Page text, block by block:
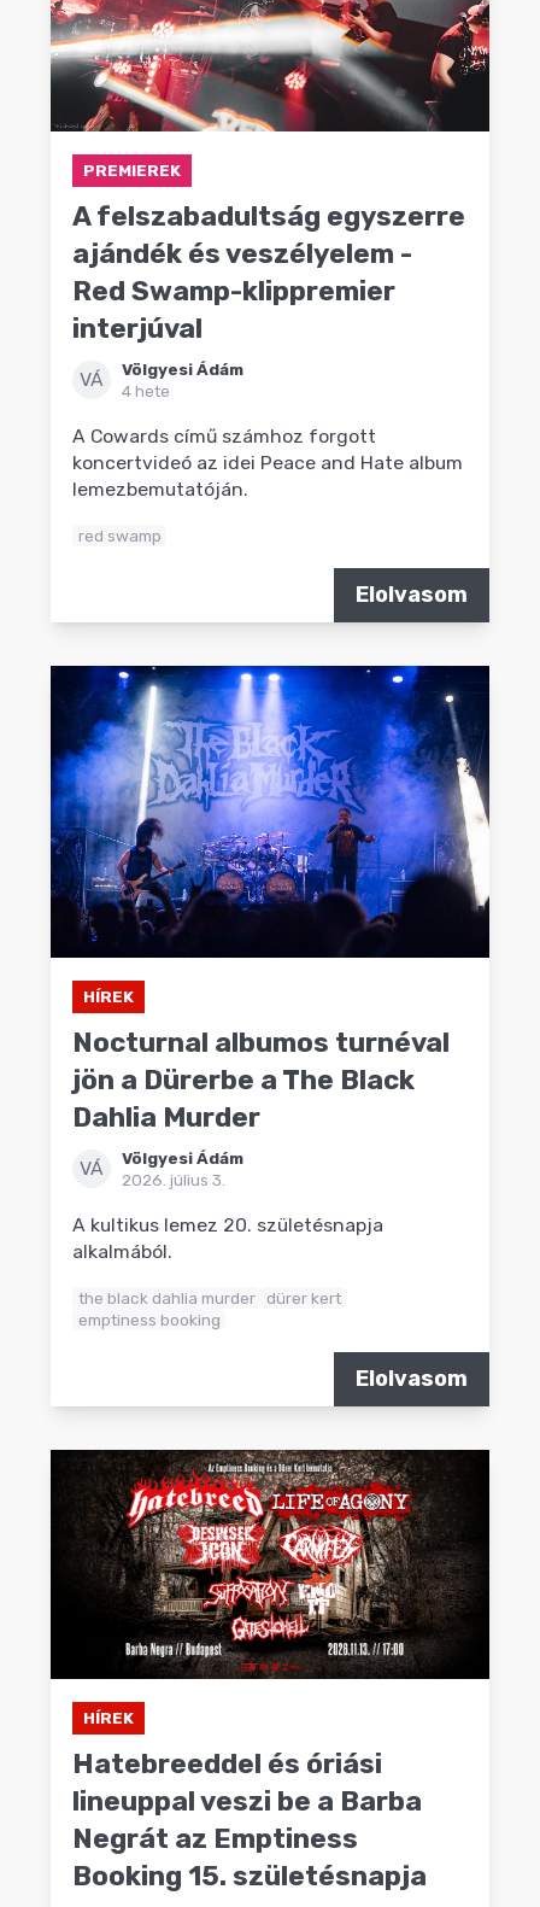
PREMIEREK
A felszabadultság egyszerre
ajándék és veszélyelem -
Red Swamp-klippremier
interjúval
VÁ
Völgyesi Ádám
4 hete
A Cowards című számhoz forgott
koncertvideó az idei Peace and Hate album
lemezbemutatóján.
red swamp
Elolvasom
HÍREK
Nocturnal albumos turnéval
jön a Dürerbe a The Black
Dahlia Murder
VÁ
Völgyesi Ádám
2026. július 3.
A kultikus lemez 20. születésnapja
alkalmából.
the black dahlia murder
dürer kert
emptiness booking
Elolvasom
HÍREK
Hatebreeddel és óriási
lineuppal veszi be a Barba
Negrát az Emptiness
Booking 15. születésnapja